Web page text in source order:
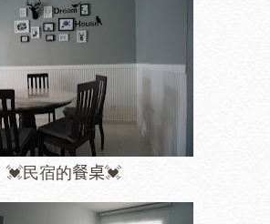
💓民宿的餐桌💓